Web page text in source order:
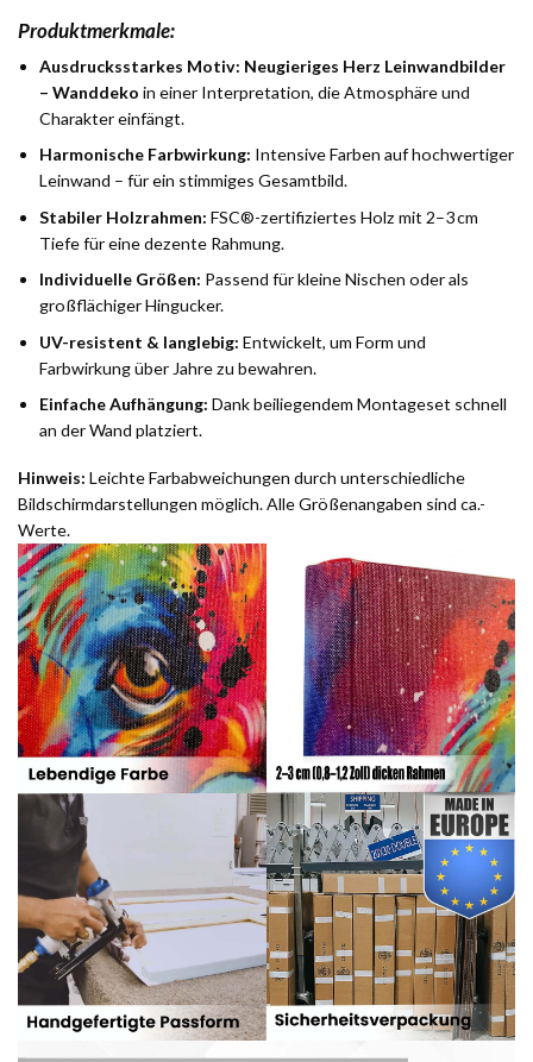
Produktmerkmale:
Ausdrucksstarkes Motiv: Neugieriges Herz Leinwandbilder
– Wanddeko in einer Interpretation, die Atmosphäre und
Charakter einfängt.
Harmonische Farbwirkung: Intensive Farben auf hochwertiger
Leinwand – für ein stimmiges Gesamtbild.
Stabiler Holzrahmen: FSC®-zertifiziertes Holz mit 2–3 cm
Tiefe für eine dezente Rahmung.
Individuelle Größen: Passend für kleine Nischen oder als
großflächiger Hingucker.
UV-resistent & langlebig: Entwickelt, um Form und
Farbwirkung über Jahre zu bewahren.
Einfache Aufhängung: Dank beiliegendem Montageset schnell
an der Wand platziert.
Hinweis: Leichte Farbabweichungen durch unterschiedliche
Bildschirmdarstellungen möglich. Alle Größenangaben sind ca.-
Werte.